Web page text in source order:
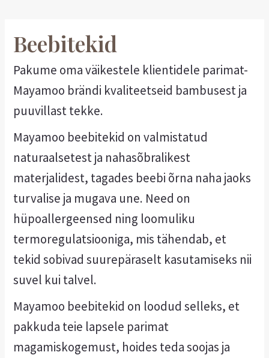
Beebitekid
Pakume oma väikestele klientidele parimat-
Mayamoo brändi kvaliteetseid bambusest ja
puuvillast tekke.
Mayamoo beebitekid on valmistatud
naturaalsetest ja nahasõbralikest
materjalidest, tagades beebi õrna naha jaoks
turvalise ja mugava une. Need on
hüpoallergeensed ning loomuliku
termoregulatsiooniga, mis tähendab, et
tekid sobivad suurepäraselt kasutamiseks nii
suvel kui talvel.
Mayamoo beebitekid on loodud selleks, et
pakkuda teie lapsele parimat
magamiskogemust, hoides teda soojas ja